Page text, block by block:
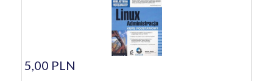
5,00 PLN